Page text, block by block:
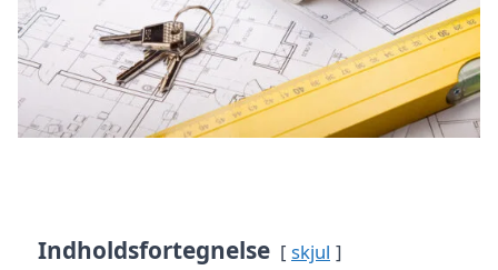
Indholdsfortegnelse skjul